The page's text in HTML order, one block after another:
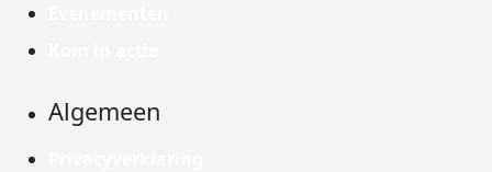
Algemeen